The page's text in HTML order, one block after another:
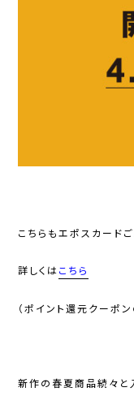
こちらもエポスカード
詳しくは こちら
（ポイント還元クーポ
新作の春夏商品続々と